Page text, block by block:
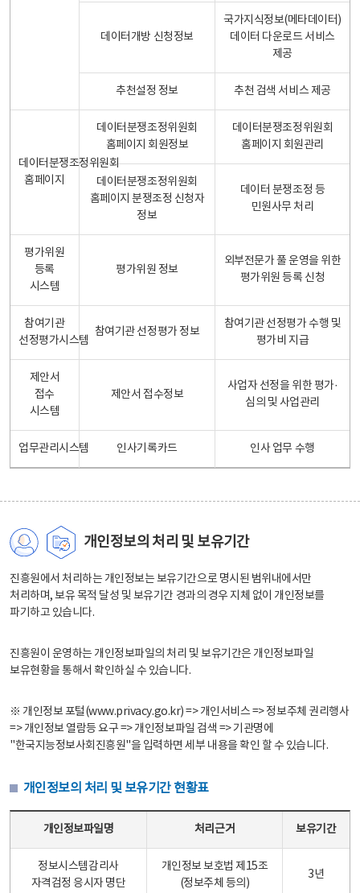
데이터개방 신청정보
국가지식정보(메타데이터)
데이터 다운로드 서비스
제공
추천설정 정보 추천 검색 서비스 제공
데이터분쟁조정위원회
홈페이지
데이터분쟁조정위원회
홈페이지 회원정보
데이터분쟁조정위원회
홈페이지 회원관리
데이터분쟁조정위원회
홈페이지 분쟁조정 신청자
정보
데이터 분쟁조정 등
민원사무 처리
평가위원
등록
시스템
평가위원 정보
외부전문가 풀 운영을 위한
평가위원 등록 신청
참여기관
선정평가시스템
참여기관 선정평가 정보
참여기관 선정평가 수행 및
평가비 지급
제안서
접수
시스템
제안서 접수정보
사업자 선정을 위한 평가·
심의 및 사업관리
업무관리시스템 인사기록카드 인사 업무 수행
개인정보의 처리 및 보유기간
진흥원에서 처리하는 개인정보는 보유기간으로 명시된 범위내에서만
처리하며, 보유 목적 달성 및 보유기간 경과의 경우 지체 없이 개인정보를
파기하고 있습니다.
진흥원이 운영하는 개인정보파일의 처리 및 보유기간은 개인정보파일
보유현황을 통해서 확인하실 수 있습니다.
※ 개인정보 포털(www.privacy.go.kr) => 개인서비스 => 정보주체 권리행사
=> 개인정보 열람등 요구 => 개인정보파일 검색 => 기관명에
"한국지능정보사회진흥원"을 입력하면 세부 내용을 확인 할 수 있습니다.
개인정보의 처리 및 보유기간 현황표
개인정보파일명 처리근거 보유기간
정보시스템감리사
자격검정 응시자 명단
개인정보 보호법 제15조
(정보주체 등의)
3년